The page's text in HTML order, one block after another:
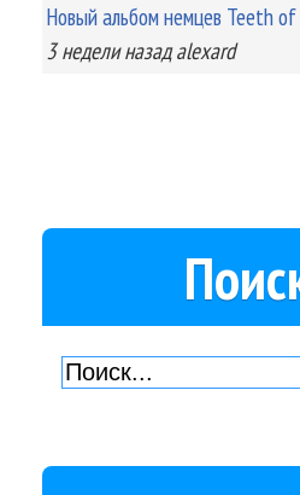
Новый альбом немцев Teeth of
3 неделиназад alexard